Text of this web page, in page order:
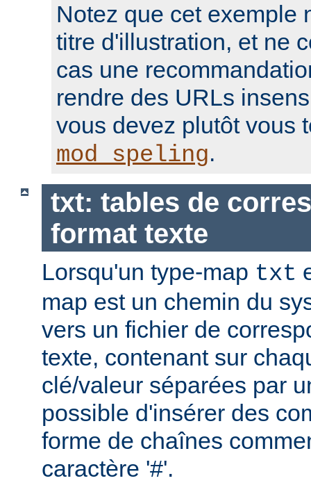
Notez que cet exemple
titre d'illustration, et ne
cas une
rendre des URLs
vous devez plutôt vous
mod_speling.
txt: tables de
format texte
Lorsqu'un type-map txt
map est un chemin du
vers un fichier de
texte, contenant sur
clé/valeur séparées par
possible d'insérer des
forme de chaînes
caractère '#'.